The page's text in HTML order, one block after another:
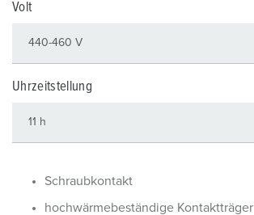
Volt
Uhrzeitstellung
Schraubkontakt
hochwärmebeständige Kontaktträger